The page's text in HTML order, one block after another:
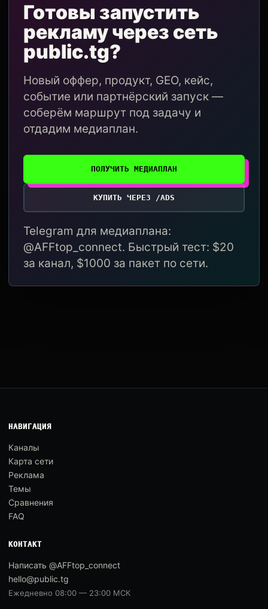
Готовы запустить
рекламу через сеть
public.tg?
Новый оффер, продукт, GEO, кейс,
событие или партнёрский запуск —
соберём маршрут под задачу и
отдадим медиаплан.
ПОЛУЧИТЬ МЕДИАПЛАН
КУПИТЬ ЧЕРЕЗ /ADS
Telegram для медиаплана:
@AFFtop_connect. Быстрый тест: $20
за канал, $1000 за пакет по сети.
НАВИГАЦИЯ
Каналы
Карта сети
Реклама
Темы
Сравнения
FAQ
КОНТАКТ
Написать @AFFtop_connect
hello@public.tg
Ежедневно 08:00 — 23:00 МСК